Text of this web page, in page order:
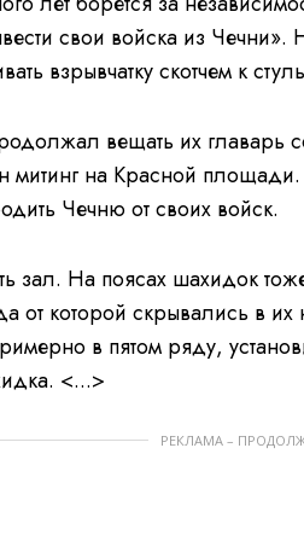
свои войска из Чечни».
взрывчатку скотчем к
вещать их главарь
митинг на Красной
Чечню от своих войск.
зал. На поясах шахидок
от которой скрывались в их
в пятом ряду,
<...>
РЕКЛАМА –